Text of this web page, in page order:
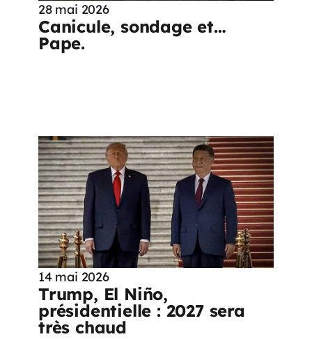
28 mai 2026
Canicule, sondage et…
Pape.
14 mai 2026
Trump, El Niño,
présidentielle : 2027 sera
très chaud